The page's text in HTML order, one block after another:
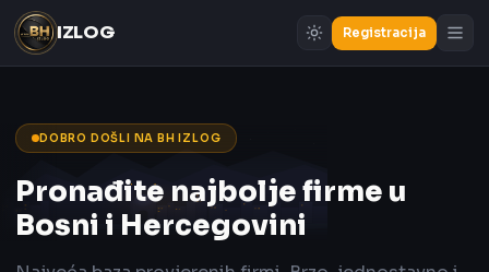
IZLOG Registracija
DOBRO DOŠLI NA BH IZLOG
Pronađite najbolje firme u
Bosni i Hercegovini